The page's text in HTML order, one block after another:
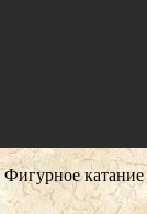
Фигурное